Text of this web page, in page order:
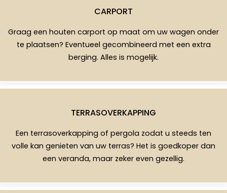
CARPORT
Graag een houten carport op maat om uw wagen onder
te plaatsen? Eventueel gecombineerd met een extra
berging. Alles is mogelijk.
TERRASOVERKAPPING
Een terrasoverkapping of pergola zodat u steeds ten
volle kan genieten van uw terras? Het is goedkoper dan
een veranda, maar zeker even gezellig.